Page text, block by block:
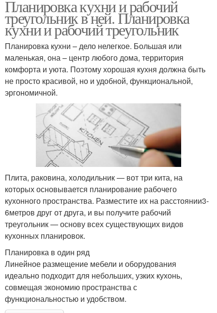
Планировка кухни и рабочий
треугольник в ней. Планировка
кухни и рабочий треугольник
Планировка кухни – дело нелегкое. Большая или
маленькая, она – центр любого дома, территория
комфорта и уюта. Поэтому хорошая кухня должна быть
не просто красивой, но и удобной, функциональной,
эргономичной.
Плита, раковина, холодильник — вот три кита, на
которых основывается планирование рабочего
кухонного пространства. Разместите их на расстоянии3-
6метров друг от друга, и вы получите рабочий
треугольник — основу всех существующих видов
кухонных планировок.
Планировка в один ряд
Линейное размещение мебели и оборудования
идеально подходит для небольших, узких кухонь,
совмещая экономию пространства с
функциональностью и удобством.